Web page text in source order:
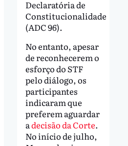
Declaratória de
Constitucionalidade
(ADC 96).
No entanto, apesar
de reconhecerem o
esforço do STF
pelo diálogo, os
participantes
indicaram que
preferem aguardar
adecisão da Corte.
No início de julho,